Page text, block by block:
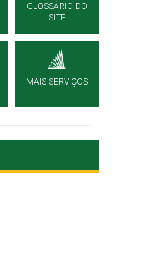
GLOSSÁRIO DO
SITE
MAIS SERVIÇOS